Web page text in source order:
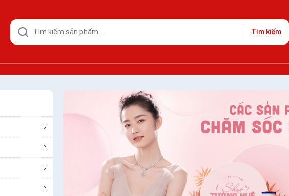
Tìm kiếm